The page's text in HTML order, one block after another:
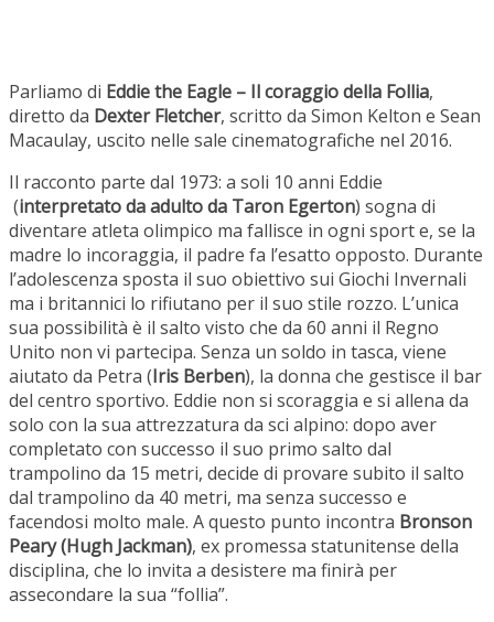
Parliamo di Eddie the Eagle – Il coraggio della Follia,
diretto da Dexter Fletcher, scritto da Simon Kelton e Sean
Macaulay, uscito nelle sale cinematografiche nel 2016.
Il racconto parte dal 1973: a soli 10 anni Eddie
(interpretato da adulto da Taron Egerton) sogna di
diventare atleta olimpico ma fallisce in ogni sport e, se la
madre lo incoraggia, il padre fa l’esatto opposto. Durante
l’adolescenza sposta il suo obiettivo sui Giochi Invernali
ma i britannici lo rifiutano per il suo stile rozzo. L’unica
sua possibilità è il salto visto che da 60 anni il Regno
Unito non vi partecipa. Senza un soldo in tasca, viene
aiutato da Petra (Iris Berben), la donna che gestisce il bar
del centro sportivo. Eddie non si scoraggia e si allena da
solo con la sua attrezzatura da sci alpino: dopo aver
completato con successo il suo primo salto dal
trampolino da 15 metri, decide di provare subito il salto
dal trampolino da 40 metri, ma senza successo e
facendosi molto male. A questo punto incontra Bronson
Peary (Hugh Jackman), ex promessa statunitense della
disciplina, che lo invita a desistere ma finirà per
assecondare la sua “follia”.